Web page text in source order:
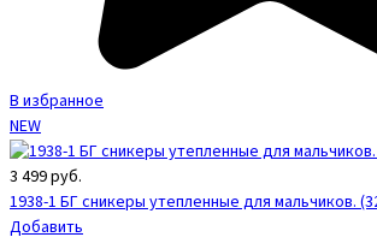
В избранное
NEW
3 499руб.
1938-1 БГ сникеры утепленные для мальчиков.
Добавить